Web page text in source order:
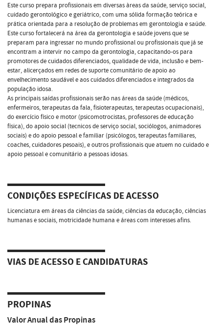
Este curso prepara profissionais em diversas àreas da saúde, serviço social,
cuidado gerontológico e geriátrico, com uma sólida formação teórica e
prática orientada para a resolução de problemas em gerontologia e saúde.
Este curso fortalecerá na área da gerontologia e saúde jovens que se
preparam para ingressar no mundo profissional ou profissionais que já se
encontram a intervir no campo da gerontologia, capacitando-os para
promotores de cuidados diferenciados, qualidade de vida, inclusão e bem-
estar, alicerçados em redes de suporte comunitário de apoio ao
envelhecimento saudável e aos cuidados diferenciados e integrados da
população idosa.
As principais saídas profissionais serão nas áreas da saúde (médicos,
enfermeiros, terapeutas da fala, fisioterapeutas, terapeutas ocupacionais),
do exercício físico e motor (psicomotrocistas, professores de educação
física), do apoio social (tecnicos de serviço social, sociólogos, animadores
sociais) e do apoio pessoal e familiar (psicólogos, terapeutas familiares,
coaches, cuidadores pesoais), e outros profissionais que atuem no cuidado e
apoio pessoal e comunitário a pessoas idosas.
CONDIÇÕES ESPECÍFICAS DE ACESSO
Licenciatura em áreas da ciências da saúde, ciências da educação, ciências
humanas e sociais, motricidade humana e áreas com interesses afins.
VIAS DE ACESSO E CANDIDATURAS
PROPINAS
Valor Anual das Propinas